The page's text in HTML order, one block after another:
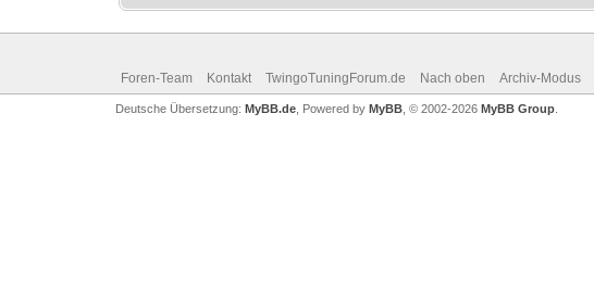
Foren-Team Kontakt TwingoTuningForum.de Nach oben Archiv-Modus
Deutsche Übersetzung: MyBB.de, Powered by MyBB, © 2002-2026 MyBB Group.